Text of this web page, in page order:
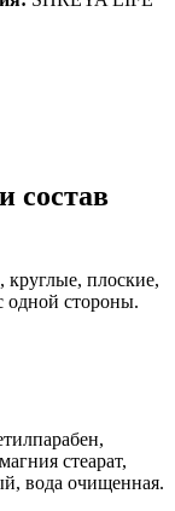
состав
круглые, плоские,
одной стороны.
стеарат,
вода очищенная.